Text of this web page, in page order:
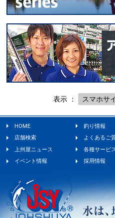
表示 ： スマホサ
HOME 釣り情報
店舗検索
よくあるご
上州屋ニュース
各種サービ
イベント情報
採用情報